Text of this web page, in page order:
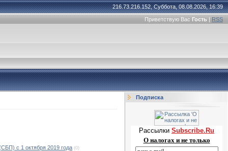
216.73.216.152, Суббота, 08.08.2026, 16:39
Приветствую Вас Гость | RSS
с 1 октября 2019 года (0)
Подписка
Рассылки Subscribe.Ru
О налогах и не только